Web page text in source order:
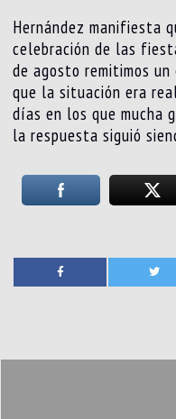
Hernández manifiesta
celebración de las
de agosto remitimos
que la situación era
días en los que mucha
la respuesta siguió